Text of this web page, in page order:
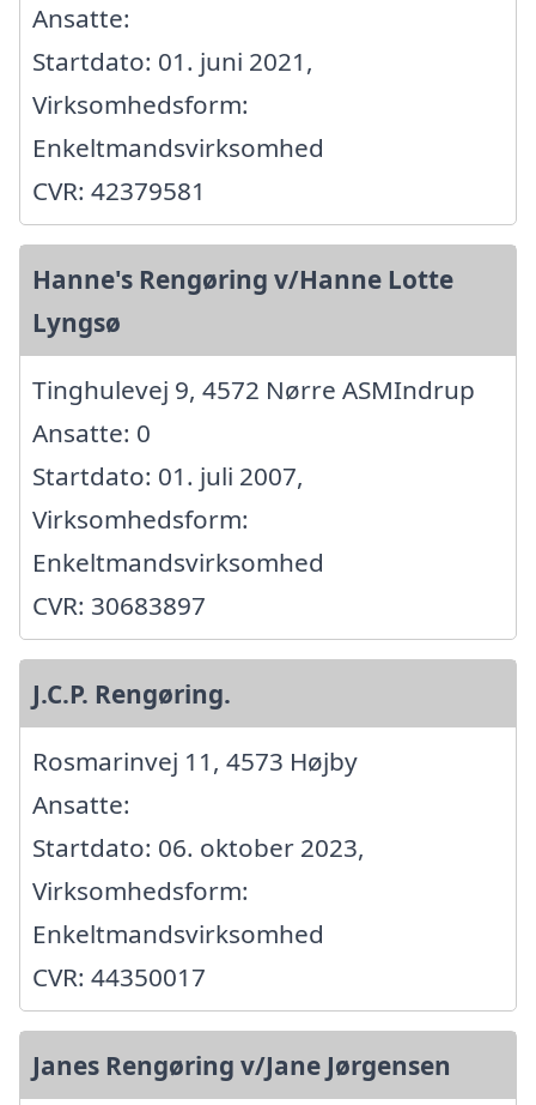
Ansatte:
Startdato: 01. juni 2021,
Virksomhedsform:
Enkeltmandsvirksomhed
CVR: 42379581
Hanne's Rengøring v/Hanne Lotte
Lyngsø
Tinghulevej 9, 4572 Nørre ASMIndrup
Ansatte: 0
Startdato: 01. juli 2007,
Virksomhedsform:
Enkeltmandsvirksomhed
CVR: 30683897
J.C.P. Rengøring.
Rosmarinvej 11, 4573 Højby
Ansatte:
Startdato: 06. oktober 2023,
Virksomhedsform:
Enkeltmandsvirksomhed
CVR: 44350017
Janes Rengøring v/Jane Jørgensen